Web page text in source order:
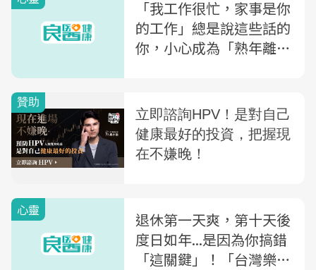
「我工作很忙，家事是你
的工作」總是說這些話的
你，小心成為「熟年離
注意
心靈
退休第一天爽，第十天後
度日如年...是因為你搞錯
「這關鍵」！「台灣樂齡